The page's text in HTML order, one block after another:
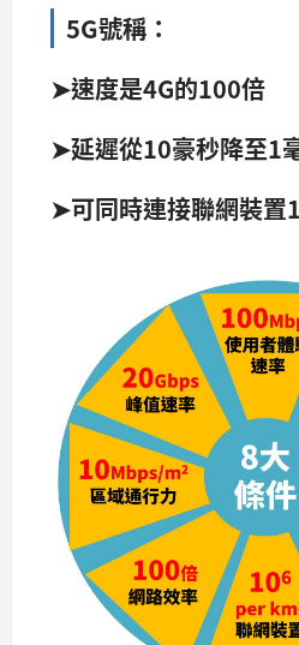
5G號稱：
➤速度是4G的100倍
➤延遲從10豪秒降至1
➤可同時連接聯網裝置